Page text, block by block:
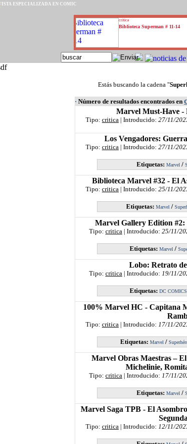
critica
Biblioteca Superman # 11-14
ESPECIALIZADA EN CÓMIC
Estás buscando la cadena "
· Número de resultados encontrados en
Marvel Must-Have -
Tipo: critica | Introducido: 27/11/
Los Vengadores:
Tipo: critica | Introducido: 27/11/
Etiquetas: Marvel/
Biblioteca Marvel #32 - El
Tipo: critica | Introducido: 25/11/
Etiquetas: Marvel /
Marvel Gallery Edition
Tipo: critica | Introducido: 25/11/
Etiquetas: Marvel/
Lobo: Retrato
Tipo: critica | Introducido: 19/11/
Etiquetas: DC COMICS
100% Marvel HC - Capitana
Tipo: critica | Introducido: 17/11/
Etiquetas: Marvel/
Marvel Obras Maestras –
Michelinie,
Tipo: critica | Introducido: 17/11/
Etiquetas: Marvel/
Marvel Saga TPB - El
Tipo: critica | Introducido: 12/11/